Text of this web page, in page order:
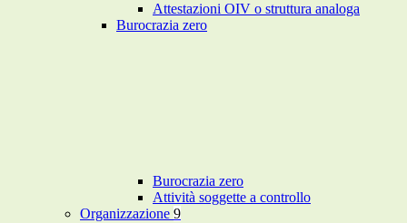
Attestazioni OIV o struttura analoga
Burocrazia zero
Burocrazia zero
Attività soggette a controllo
Organizzazione 9